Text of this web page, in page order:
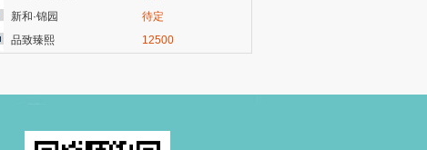
新和·锦园
待定
品致臻熙
12500